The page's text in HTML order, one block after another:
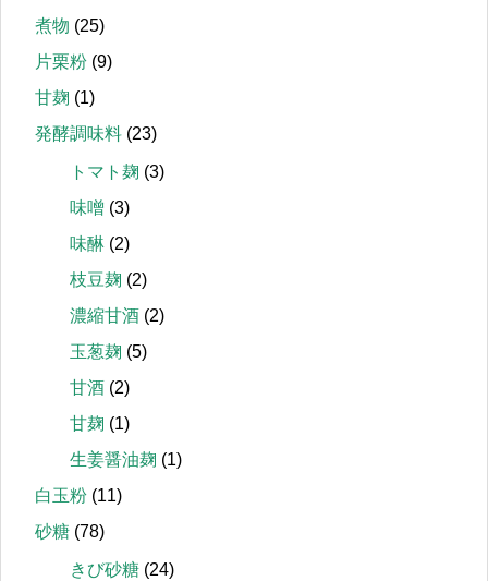
煮物 (25)
片栗粉 (9)
甘麹 (1)
発酵調味料 (23)
トマト麹 (3)
味噌 (3)
味醂 (2)
枝豆麹 (2)
濃縮甘酒 (2)
玉葱麹 (5)
甘酒 (2)
甘麹 (1)
生姜醤油麹 (1)
白玉粉 (11)
砂糖 (78)
きび砂糖 (24)